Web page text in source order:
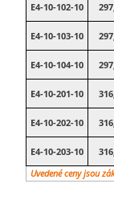
E4-10-102-10
E4-10-103-10
E4-10-104-10
E4-10-201-10
E4-10-202-10
E4-10-203-10
Uvedené ceny jsou